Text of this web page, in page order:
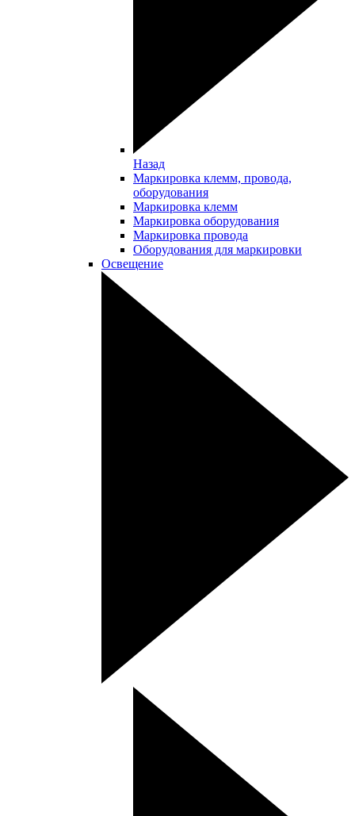
Назад
Маркировка клемм, провода,
оборудования
Маркировка клемм
Маркировка оборудования
Маркировка провода
Оборудования для маркировки
Освещение